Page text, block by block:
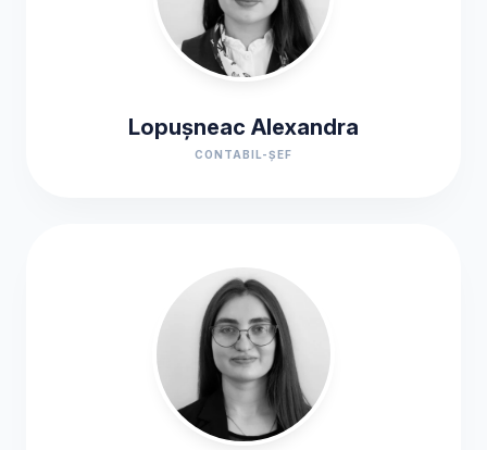
Lopușneac Alexandra
CONTABIL-ȘEF